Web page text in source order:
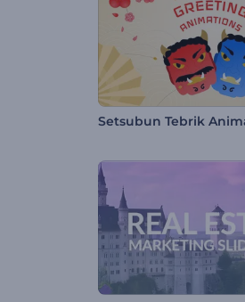
Setsubun Tebrik